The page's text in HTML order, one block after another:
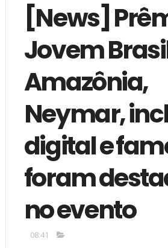
[News]
Jovem
Amazônia,
Neymar,
digital e
foram
no evento
08:41